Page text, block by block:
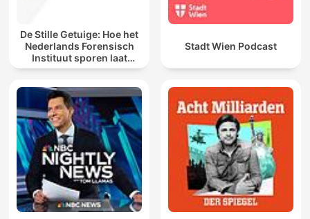
De Stille Getuige: Hoe het
Nederlands Forensisch
Instituut sporen laat
spreken
Stadt Wien Podcast